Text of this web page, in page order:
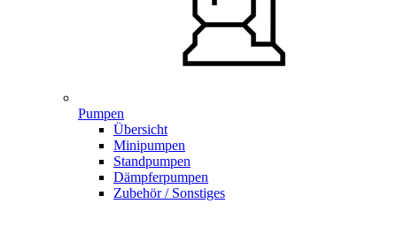
Pumpen
Übersicht
Minipumpen
Standpumpen
Dämpferpumpen
Zubehör / Sonstiges